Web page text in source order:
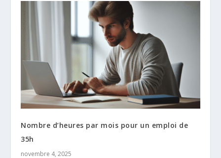
Nombre d’heures par mois pour un emploi de
35h
novembre 4, 2025